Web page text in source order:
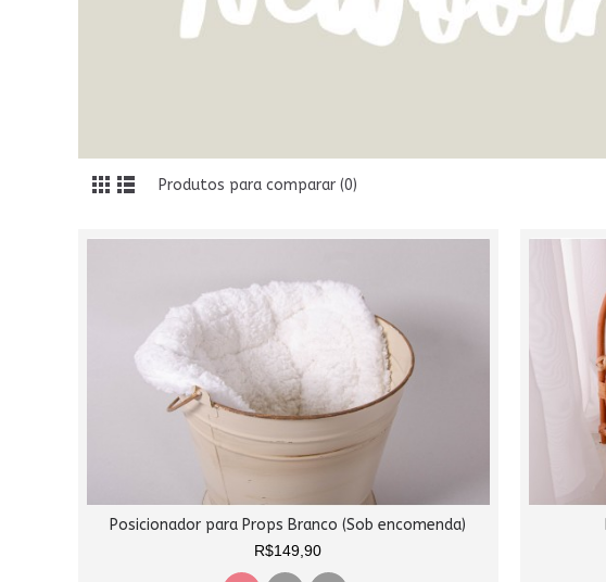
Produtos para comparar (0)
Posicionador para Props Branco (Sob encomenda)
R$149,90